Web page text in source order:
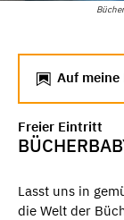
Auf meine
Freier Eintritt
Lasst uns in
die Welt der